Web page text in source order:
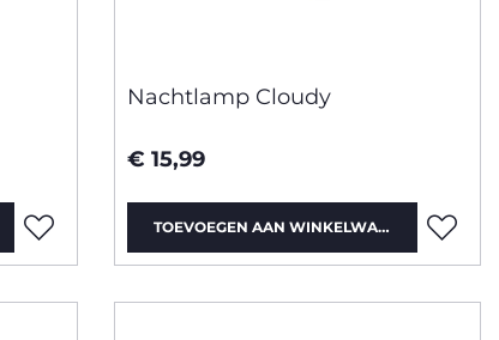
Nachtlamp Cloudy
€ 15,99
TOEVOEGEN AAN WINKELWAGEN